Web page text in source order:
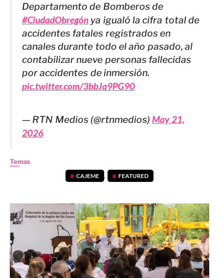
Departamento de Bomberos de
#CiudadObregón ya igualó la cifra total de
accidentes fatales registrados en
canales durante todo el año pasado, al
contabilizar nueve personas fallecidas
por accidentes de inmersión.
pic.twitter.com/3bbJq9PG90
— RTN Medios (@rtnmedios)May 21,
2026
Temas
CAJEME , FEATURED